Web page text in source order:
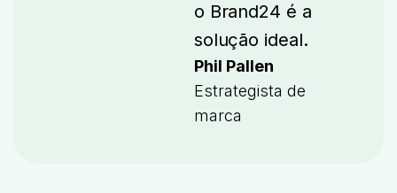
o Brand24 é a
solução ideal.
Phil Pallen
Estrategista de
marca